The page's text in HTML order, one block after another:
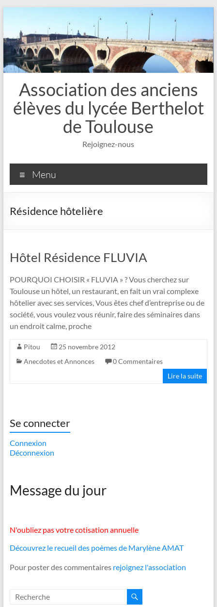
contenu
Association des anciens
élèves du lycée Berthelot
de Toulouse
Rejoignez-nous
Menu
Résidence hôtelière
Hôtel Résidence FLUVIA
POURQUOI CHOISIR « FLUVIA » ? Vous cherchez sur
Toulouse un hôtel, un restaurant, en fait un vrai complexe
hôtelier avec ses services, Vous êtes chef d’entreprise ou de
société, vous voulez vous réunir, faire des séminaires dans
un endroit calme, proche
Pitou
25 novembre 2012
Anecdotes et Annonces
0 Commentaires
Lire la suite
Se connecter
Connexion
Déconnexion
Message du jour
N'oubliez pas votre cotisation annuelle
Découvrez le recueil des poèmes de Marylène AMAT
Pour poster des commentaires rejoignez l'association